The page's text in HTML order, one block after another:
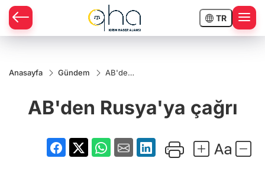
TR
Anasayfa Gündem
AB'den
AB'den Rusya'ya çağrı